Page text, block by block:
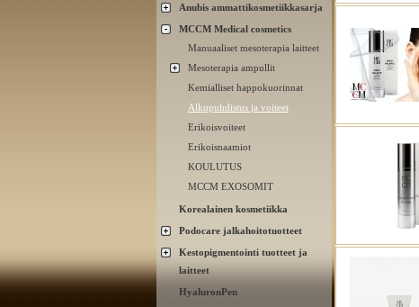
Anubis ammattikosmetiikkasarja
MCCM Medical cosmetics
Manuaaliset mesoterapia laitteet
Mesoterapia ampullit
Kemialliset happokuorinnat
Alkupuhdistus ja voiteet
Erikoisvoiteet
Erikoisnaamiot
KOULUTUS
MCCM EXOSOMIT
Korealainen kosmetiikka
Podocare jalkahoitotuotteet
Kestopigmentointi tuotteet ja
laitteet
HyaluronPen